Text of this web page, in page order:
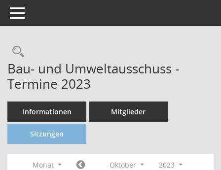
Toggle navigation
Bau- und Umweltausschuss -
Termine 2023
Informationen Mitglieder
Sitzungen
Monat Oktober
2023